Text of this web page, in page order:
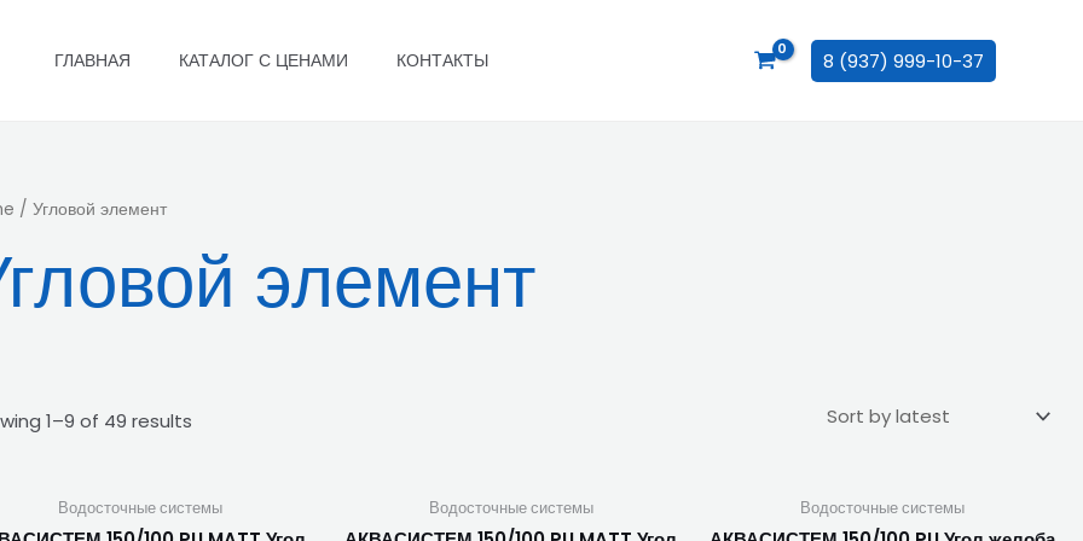
ГЛАВНАЯ КАТАЛОГ С ЦЕНАМИ КОНТАКТЫ 8 (937) 999-10-37
/ Угловой элемент
элемент
1–9 of 49 results
Водосточные системы Водосточные системы Водосточные системы